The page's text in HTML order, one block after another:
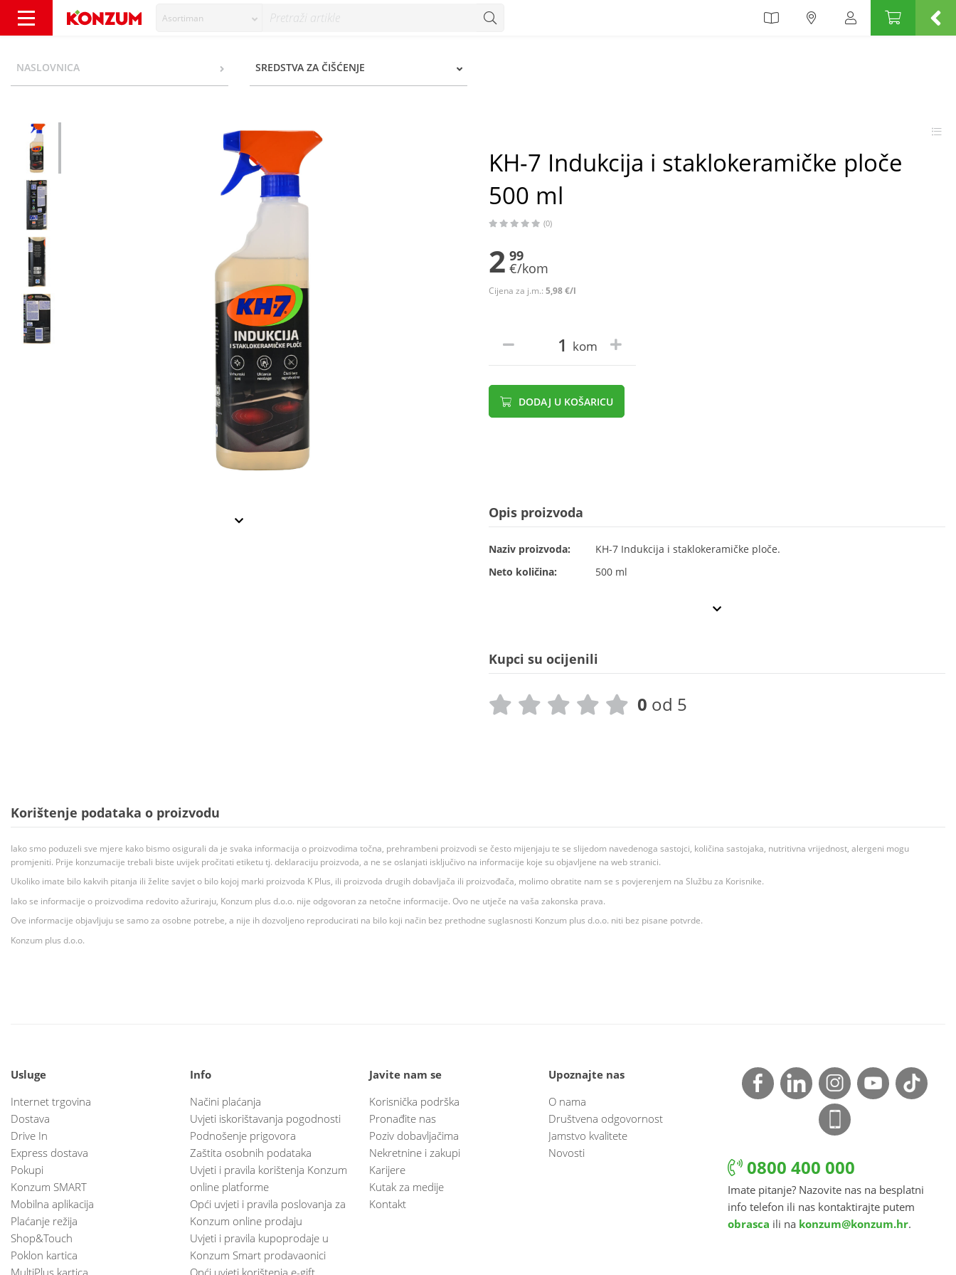
Asortiman
NASLOVNICA SREDSTVA ZA ČIŠĆENJE
KH-7 Indukcija i staklokeramičke ploče
500 ml
(0)
2 99
€/kom
Cijena za j.m.: 5,98 €/l
kom
DODAJ U KOŠARICU
Opis proizvoda
Naziv proizvoda:
KH-7 Indukcija i staklokeramičke ploče.
Neto količina:
500 ml
Kupci su ocijenili
0 od 5
Korištenje podataka o proizvodu
Iako smo poduzeli sve mjere kako bismo osigurali da je svaka informacija o proizvodima točna, prehrambeni proizvodi se često mijenjaju te se slijedom navedenoga sastojci, količina sastojaka, nutritivna vrijednost, alergeni mogu
promjeniti. Prije konzumacije trebali biste uvijek pročitati etiketu tj. deklaraciju proizvoda, a ne se oslanjati isključivo na informacije koje su objavljene na web stranici.
Ukoliko imate bilo kakvih pitanja ili želite savjet o bilo kojoj marki proizvoda K Plus, ili proizvoda drugih dobavljača ili proizvođača, molimo obratite nam se s povjerenjem na Službu za Korisnike.
Iako se informacije o proizvodima redovito ažuriraju, Konzum plus d.o.o. nije odgovoran za netočne informacije. Ovo ne utječe na vaša zakonska prava.
Ove informacije objavljuju se samo za osobne potrebe, a nije ih dozvoljeno reproducirati na bilo koji način bez prethodne suglasnosti Konzum plus d.o.o. niti bez pisane potvrde.
Konzum plus d.o.o.
Usluge
Internet trgovina
Dostava
Drive In
Express dostava
Pokupi
Konzum SMART
Mobilna aplikacija
Plaćanje režija
Shop&Touch
Poklon kartica
MultiPlus kartica
Info
Načini plaćanja
Uvjeti iskorištavanja pogodnosti
Podnošenje prigovora
Zaštita osobnih podataka
Uvjeti i pravila korištenja Konzum
online platforme
Opći uvjeti i pravila poslovanja za
Konzum online prodaju
Uvjeti i pravila kupoprodaje u
Konzum Smart prodavaonici
Opći uvjeti korištenja e-gift
Javite nam se
Korisnička podrška
Pronađite nas
Poziv dobavljačima
Nekretnine i zakupi
Karijere
Kutak za medije
Kontakt
Upoznajte nas
O nama
Društvena odgovornost
Jamstvo kvalitete
Novosti
0800 400 000
Imate pitanje? Nazovite nas na besplatni
info telefon ili nas kontaktirajte putem
obrasca ili na konzum@konzum.hr.